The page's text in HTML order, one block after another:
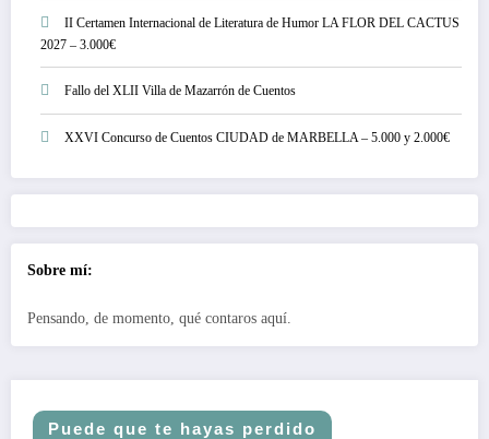
II Certamen Internacional de Literatura de Humor LA FLOR DEL CACTUS
2027 – 3.000€
Fallo del XLII Villa de Mazarrón de Cuentos
XXVI Concurso de Cuentos CIUDAD de MARBELLA – 5.000 y 2.000€
Sobre mí:
Pensando, de momento, qué contaros aquí.
Puede que te hayas perdido